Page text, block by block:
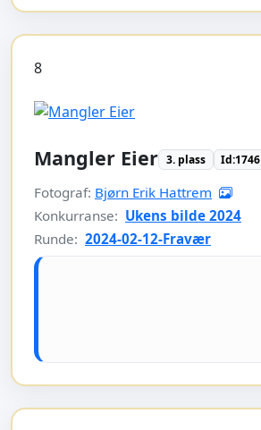
8
Mangler Eier 3. plass Id:1746
Fotograf: Bjørn Erik Hattrem
Konkurranse: Ukens bilde 2024
Runde: 2024-02-12-Fravær